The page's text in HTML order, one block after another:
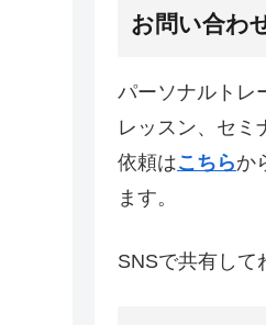
お問い合わ
パーソナルトレ
レッスン、セミ
依頼はこちらか
ます。
SNSで共有して